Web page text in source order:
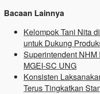
Bacaan Lainnya
Kelompok Tani Nita
untuk Dukung
Superintendent
MGEI-SC UNG
Konsisten
Terus Tingkatkan